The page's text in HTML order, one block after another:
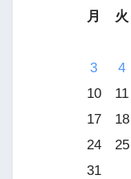
月
火
3
4
10
11
17
18
24
25
31